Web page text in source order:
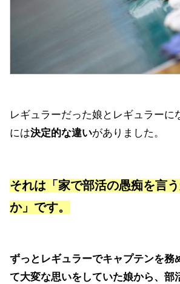
レギュラーだった娘とレギュラーに
には決定的な違いがありました。
それは「家で部活の愚痴を言
か」です。
ずっとレギュラーでキャプテンを務
て大変な思いをしていた娘から、部